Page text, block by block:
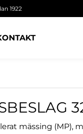
1922
mässing (MP),